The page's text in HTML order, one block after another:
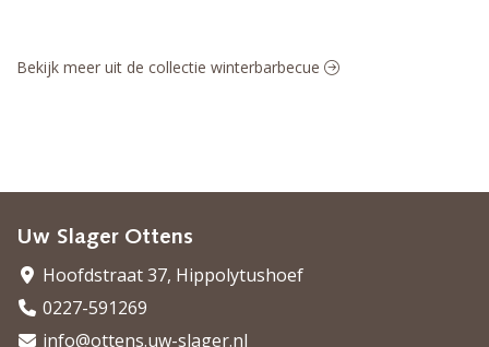
Bekijk meer uit de collectie winterbarbecue
Uw Slager Ottens
Hoofdstraat 37, Hippolytushoef
0227-591269
info@ottens.uw-slager.nl